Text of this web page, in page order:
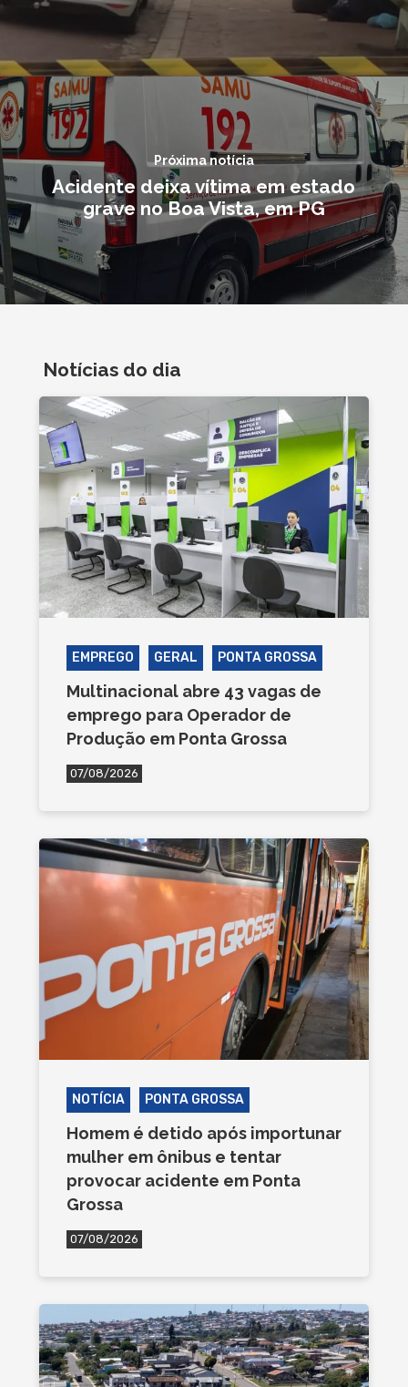
Próxima notícia
Acidente deixa vítima em estado
grave no Boa Vista, em PG
Notícias do dia
EMPREGO GERAL PONTA GROSSA
Multinacional abre 43 vagas de
emprego para Operador de
Produção em Ponta Grossa
07/08/2026
NOTÍCIA PONTA GROSSA
Homem é detido após importunar
mulher em ônibus e tentar
provocar acidente em Ponta
Grossa
07/08/2026